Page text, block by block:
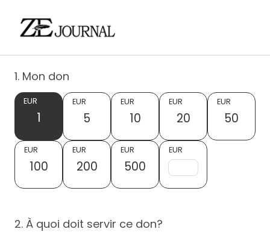
1. Mon don
EUR
1
EUR
5
EUR
10
EUR
20
EUR
50
EUR
100
EUR
200
EUR
500
EUR
2. À quoi doit servir ce don?